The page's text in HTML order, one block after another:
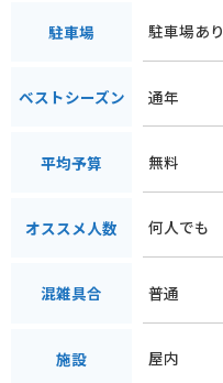
駐車場 駐車場あり
ベストシーズン 通年
平均予算 無料
オススメ人数 何人でも
混雑具合 普通
施設 屋内